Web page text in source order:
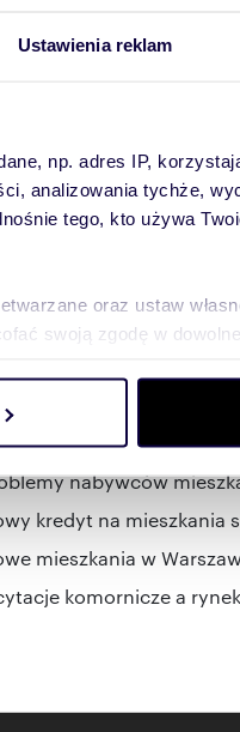
Ustawienia reklam
np. adres IP,
analizowania tychże,
tego, kto używa
oraz ustaw
swoją zgodę w
udostępniamy
z innymi danymi
powiadomienie o
kuchni frankfurckiej.
nabywców
kredyt na mieszkania
mieszkania w
komornicze a